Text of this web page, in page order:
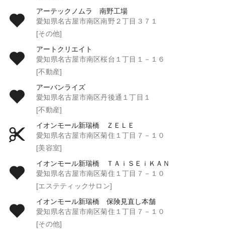
アーテックノムラ 南野工場
愛知県名古屋市南区南野２丁目３７１
[その他]
アートクリエイト
愛知県名古屋市南区桜台１丁目１－１６
[不動産]
アーバンライズ
愛知県名古屋市南区丹後通１丁目１
[不動産]
イオンモール新瑞橋 ＺＥＬＥ
愛知県名古屋市南区菊住１丁目７－１０
[美容室]
イオンモール新瑞橋 ＴＡｉＳＥｉＫＡＮ
愛知県名古屋市南区菊住１丁目７－１０
[エステティックサロン]
イオンモール新瑞橋 保険見直し本舗
愛知県名古屋市南区菊住１丁目７－１０
[その他]